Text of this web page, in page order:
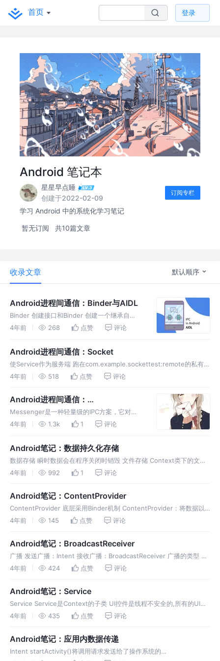
首页 登录
Android 笔记本
星星早点睡
创建于2022-02-09
订阅专栏
学习 Android 中的系统化学习笔记
暂无订阅 共10篇文章
收录文章 默认顺序
Android进程间通信：Binder与AIDL
Binder 创建接口和Binder 创建一个继承自
IInterface的接口，表示服务端提供了哪些方法
IInterface接口） 创建抽象类Stub继承自B
4年前 268 点赞 评论
Android进程间通信：Socket
使Service作为服务端 跑在com.example.sockettest:remote的私有进
程中 Socket服务端代码 MainActivity作为客户端，跑在
4年前 518 点赞 评论
Android进程间通信：
Messenger（图解）
Messenger是一种轻量级的IPC方案，它对
AIDL做了封装，使得我们可以更简便的进行进
Service MainActivity 运行截图
4年前 1.3k 1 评论
Android笔记：数据持久化存储
数据存储 瞬时数据会在程序关闭时销毁 文件存储 Context类下的文件
处理方法 Tips：可以使用Java的File类对文件进一步处理 将数据存入
4年前 992 1 评论
Android笔记：ContentProvider
ContentProvider 底层采用Binder机制 ContentProvider：将数据以
安全的方式进行封装，最终提供统一的获取数据的接口供其他进程调
4年前 145 点赞 评论
Android笔记：BroadcastReceiver
广播 发送广播：Intent 接收广播：BroadcastReceiver 广播的类型 标
准广播（Normal Broadcasts）：异步，发出之后所有的Receiver同时
4年前 424 点赞 评论
Android笔记：Service
Service Service是Context的子类 UI控件是线程不安全的,所有的UI操
作必须在主线程中 Service并不会自动开启线程，所有代码默认运行在
4年前 435 点赞 评论
Android笔记：应用内数据传递
Intent startActivity()将调用请求发送给了操作系统的